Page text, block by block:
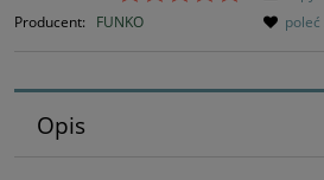
Producent:
FUNKO
Opis